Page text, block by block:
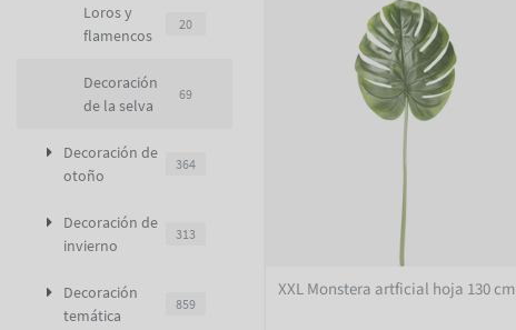
Loros y
flamencos
20
Decoración
de la selva
69
Decoración de
otoño
364
Decoración de
invierno
313
Decoración
temática
859
XXL Monstera artficial hoja 130 cm